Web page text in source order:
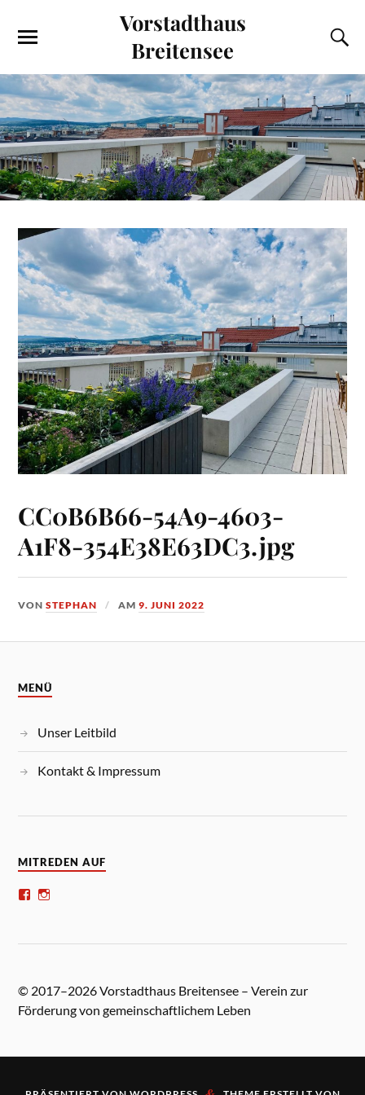
Vorstadthaus
Breitensee
CC0B6B66-54A9-4603-
A1F8-354E38E63DC3.jpg
VONSTEPHAN AM9. JUNI 2022
MENÜ
Unser Leitbild
Kontakt & Impressum
MITREDEN AUF
© 2017–2026 Vorstadthaus Breitensee – Verein zur
Förderung von gemeinschaftlichem Leben